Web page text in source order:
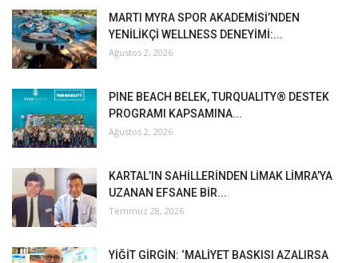
MARTI MYRA SPOR AKADEMİSİ’NDEN
YENİLİKÇİ WELLNESS DENEYİMİ:...
Ağustos 2, 2026
PINE BEACH BELEK, TURQUALITY® DESTEK
PROGRAMI KAPSAMINA...
Ağustos 2, 2026
KARTAL’IN SAHİLLERİNDEN LİMAK LİMRA’YA
UZANAN EFSANE BİR...
Temmuz 28, 2026
YİĞİT GİRGİN: ‘MALİYET BASKISI AZALIRSA